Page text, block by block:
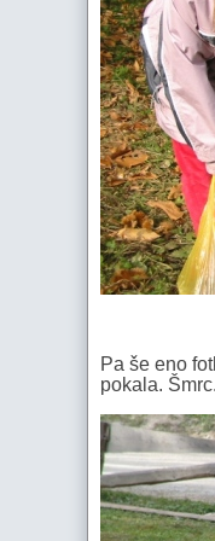
Pa še eno
pokala. Šmrc.